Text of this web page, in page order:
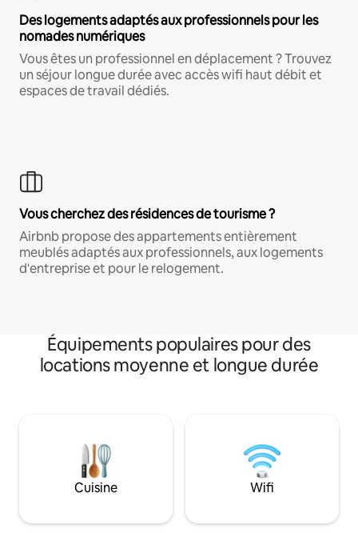
Des logements adaptés aux professionnels pour les
nomades numériques
Vous êtes un professionnel en déplacement ? Trouvez
un séjour longue durée avec accès wifi haut débit et
espaces de travail dédiés.
Vous cherchez des résidences de tourisme ?
Airbnb propose des appartements entièrement
meublés adaptés aux professionnels, aux logements
d'entreprise et pour le relogement.
Équipements populaires pour des
locations moyenne et longue durée
Cuisine Wifi